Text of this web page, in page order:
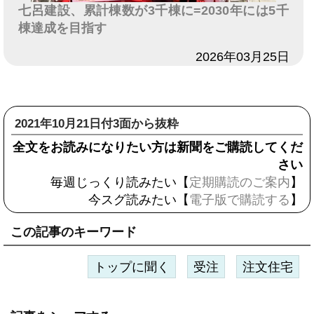
七呂建設、累計棟数が3千棟に=2030年には5千
棟達成を目指す
2026年03月25日
2021年10月21日付3面から抜粋
全文をお読みになりたい方は新聞をご購読してくだ
さい
毎週じっくり読みたい【 定期購読のご案内 】
今スグ読みたい【 電子版で購読する 】
この記事のキーワード
トップに聞く 受注 注文住宅